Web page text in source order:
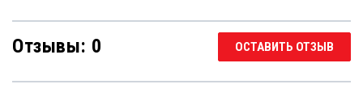
Отзывы: 0 ОСТАВИТЬ ОТЗЫВ